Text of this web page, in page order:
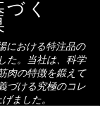
く
における特注品の
た。当社は、科学
肉の特徴を鍛えて
づける究極のコレ
ました。